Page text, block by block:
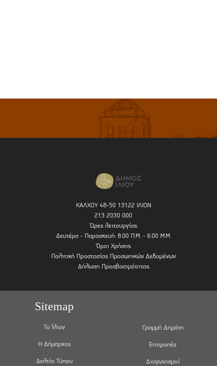
ΚΑΛΧΟΥ 48-50 13122 ΙΛΙΟΝ
213 2030 000
Ώρες λειτουργίας
Δευτέρα - Παρασκευή: 8.00 Π.Μ. - 6.00 Μ.Μ.
Όροι Χρήσης
Πολιτική Προστασίας Προσωπικών Δεδομένων
Δήλωση Προσβασιμότητας
Sitemap
Το Ίλιον
Η Δήμαρχος
Δελτία Τύπου
Γραμμή Δημότη
Επιτροπές
Διαγωνισμοί